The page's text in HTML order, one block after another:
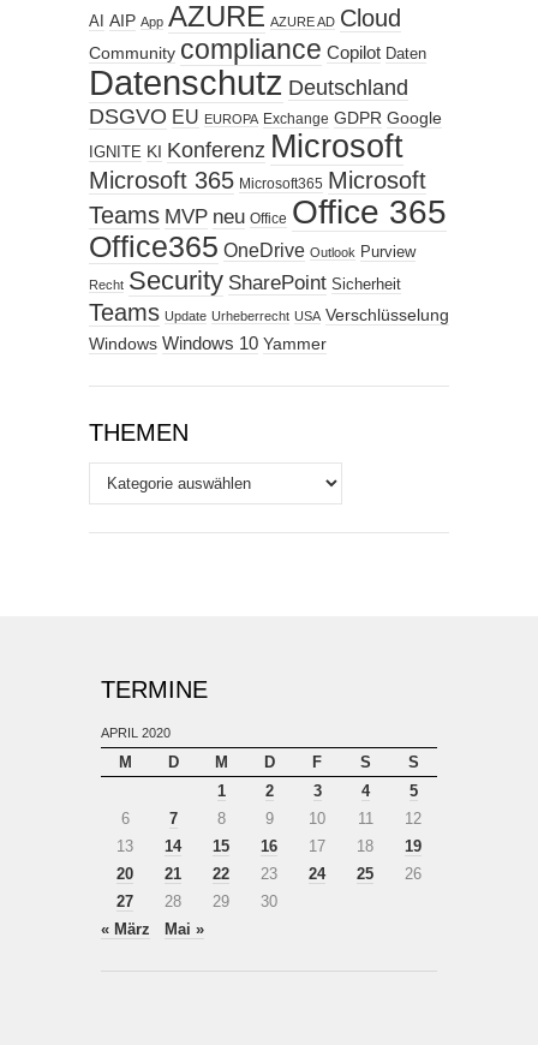
AI AIP App AZURE AZURE AD Cloud
Community compliance Copilot Daten
Datenschutz Deutschland
DSGVO EU EUROPA Exchange GDPR Google
IGNITE KI Konferenz Microsoft
Microsoft 365 Microsoft365 Microsoft
Teams MVP neu Office Office 365
Office365 OneDrive Outlook Purview
Recht Security SharePoint Sicherheit
Teams Update Urheberrecht USA Verschlüsselung
Windows Windows 10 Yammer
THEMEN
Themen
TERMINE
APRIL 2020
M D M D F S
S
1
2 3 4
5
6
7 8 9 10 11
12
13
14 15 16 17 18
19
20
21 22 23 24 25
26
27
28 29
30
« März
Mai »